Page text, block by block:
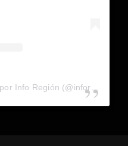
Una publicación compartida por Info Región (@inforegion_redes)